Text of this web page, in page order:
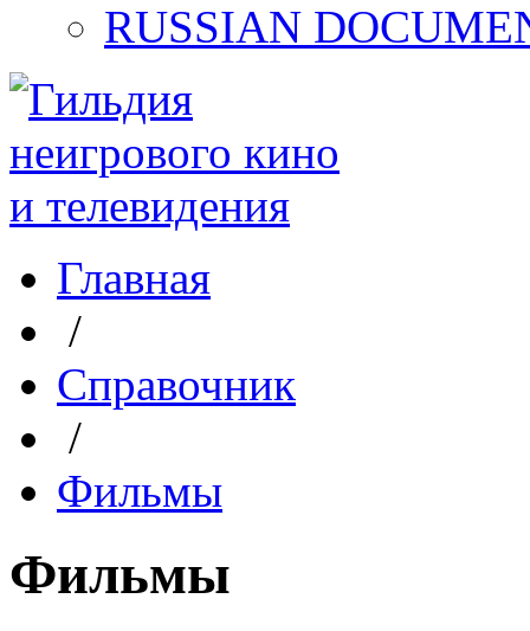
RUSSIAN
Главная
/
Справочник
/
Фильмы
Фильмы